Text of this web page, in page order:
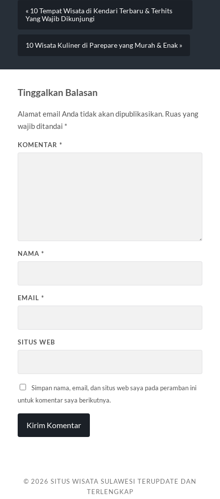
« 10 Tempat Wisata di Kendari Terbaru & Terhits
Yang Wajib Dikunjungi
10 Wisata Kuliner di Parepare yang Murah & Enak »
Tinggalkan Balasan
Alamat email Anda tidak akan dipublikasikan. Ruas yang
wajib ditandai *
KOMENTAR *
NAMA *
EMAIL *
SITUS WEB
Simpan nama, email, dan situs web saya pada peramban ini
untuk komentar saya berikutnya.
© 2026 SITUS WISATA SULAWESI TERUPDATE DAN
TERLENGKAP